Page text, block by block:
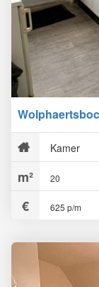
Kamer
20
625 p/m